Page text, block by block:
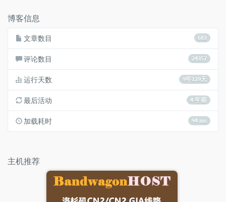
博客信息
683
文章数目
24357
评论数目
9年129天
运行天数
4 年前
最后活动
94 ms
加载耗时
主机推荐